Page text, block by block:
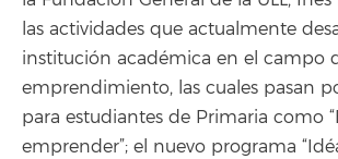
las actividades que actualmente
institución académica en el campo
emprendimiento, las cuales pasan
para estudiantes de Primaria como
emprender”; el nuevo programa